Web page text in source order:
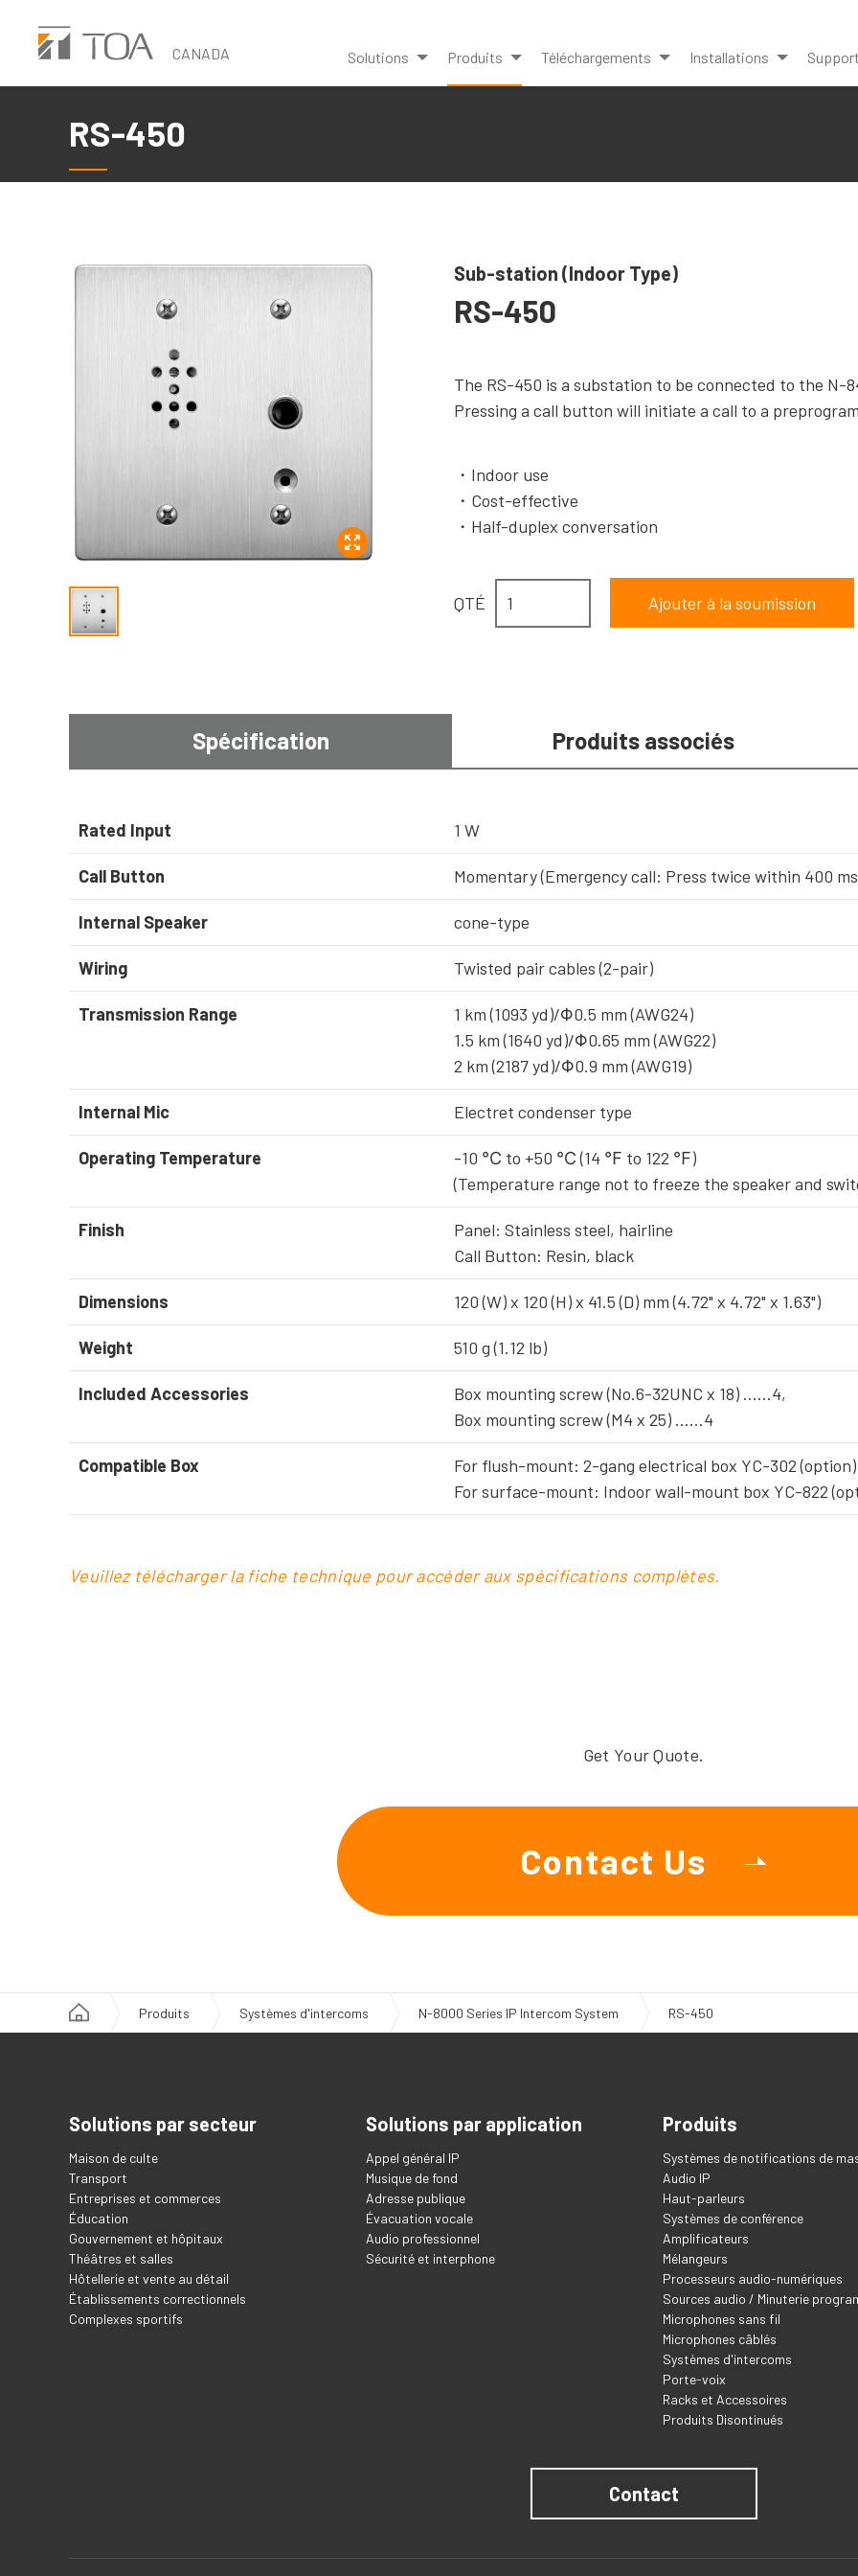
content
CANADA Solutions Produits Téléchargements Installations
RS-450
Sub-station (Indoor Type)
RS-450
The RS-450 is a substation to be connected to the
Pressing a call button will initiate a call to a
Indoor use
Cost-effective
Half-duplex conversation
QTÉ
Spécification Produits associés
Rated Input 1 W
Call Button Momentary (Emergency call: Press twice within 400
Internal Speaker cone-type
Wiring Twisted pair cables (2-pair)
Transmission Range
1 km (1093 yd)/Φ0.5 mm (AWG24)
1.5 km (1640 yd)/Φ0.65 mm (AWG22)
2 km (2187 yd)/Φ0.9 mm (AWG19)
Internal Mic Electret condenser type
Operating Temperature
-10 ℃ to +50 ℃ (14 ℉ to 122 ℉)
(Temperature range not to freeze the speaker and
Finish
Panel: Stainless steel, hairline
Call Button: Resin, black
Dimensions 120 (W) x 120 (H) x 41.5 (D) mm (4.72" x 4.72" x 1.63")
Weight 510 g (1.12 lb)
Included Accessories
Box mounting screw (No.6-32UNC x 18) ……4,
Box mounting screw (M4 x 25) ……4
Compatible Box
For flush-mount: 2-gang electrical box YC-302 (option)
For surface-mount: Indoor wall-mount box YC-822
Veuillez télécharger la fiche technique pour accéder aux spécifications complètes.
Get Your Quote.
Contact Us
Produits Systèmes d'intercoms N-8000 Series IP Intercom System RS-450
Solutions par secteur
Maison de culte
Transport
Entreprises et commerces
Éducation
Gouvernement et hôpitaux
Théâtres et salles
Hôtellerie et vente au détail
Établissements correctionnels
Complexes sportifs
Solutions par application
Appel général IP
Musique de fond
Adresse publique
Évacuation vocale
Audio professionnel
Sécurité et interphone
Produits
Systèmes de notifications de
Audio IP
Haut-parleurs
Systèmes de conférence
Amplificateurs
Mélangeurs
Processeurs audio-numériques
Sources audio / Minuterie
Microphones sans fil
Microphones câblés
Systèmes d'intercoms
Porte-voix
Racks et Accessoires
Produits Disontinués
Contact